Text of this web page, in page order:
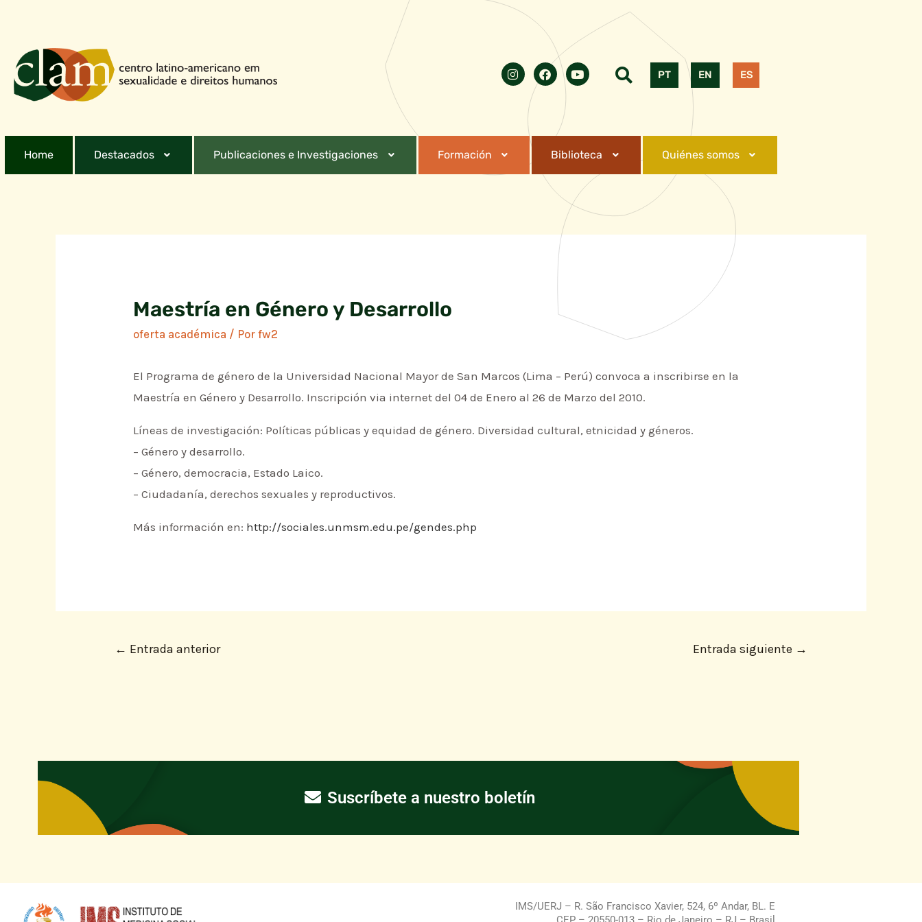
PT EN ES
Home Destacados Publicaciones e Investigaciones Formación Biblioteca Quiénes somos
Maestría en Género y Desarrollo
oferta académica / Porfw2
El Programa de género de la Universidad Nacional Mayor de San Marcos (Lima – Perú) convoca a inscribirse en la
Maestría en Género y Desarrollo. Inscripción via internet del 04 de Enero al 26 de Marzo del 2010.
Líneas de investigación: Políticas públicas y equidad de género. Diversidad cultural, etnicidad y géneros.
– Género y desarrollo.
– Género, democracia, Estado Laico.
– Ciudadanía, derechos sexuales y reproductivos.
Más información en: http://sociales.unmsm.edu.pe/gendes.php
← Entrada anterior Entrada siguiente →
Suscríbete a nuestro boletín
IMS/UERJ – R. São Francisco Xavier, 524, 6º Andar, BL. E